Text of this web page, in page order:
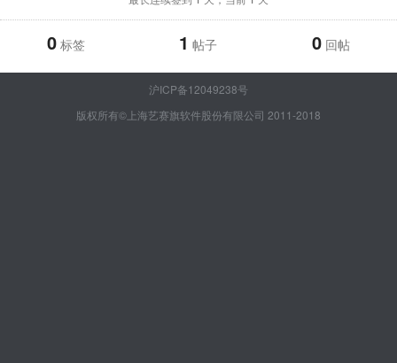
0 标签 1 帖子 0 回帖
沪ICP备12049238号
版权所有©上海艺赛旗软件股份有限公司 2011-2018